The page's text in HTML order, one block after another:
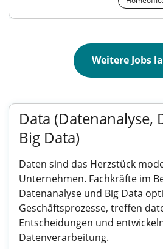
Weitere Jobs
Data (Datenanalyse,
Big Data)
Daten sind das Herzstück
Unternehmen. Fachkräfte im
Datenanalyse und Big Data
Geschäftsprozesse, treffen
Entscheidungen und
Datenverarbeitung.